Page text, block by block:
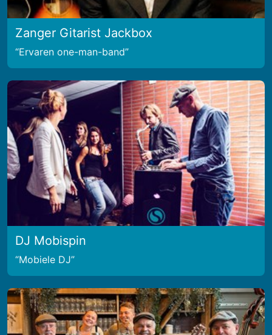
Zanger Gitarist Jackbox
Ervaren one-man-band
DJ Mobispin
Mobiele DJ